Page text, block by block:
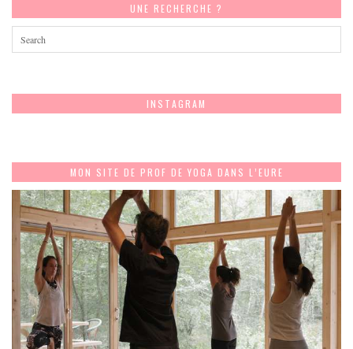
UNE RECHERCHE ?
INSTAGRAM
MON SITE DE PROF DE YOGA DANS L’EURE